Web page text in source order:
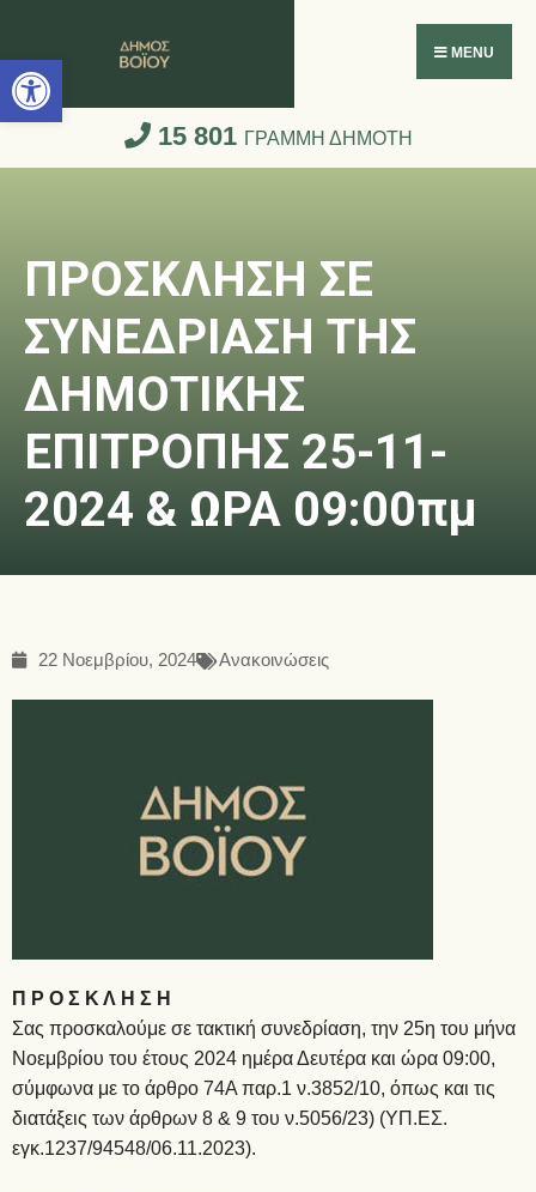
Ανοίξτε τη γραμμή εργαλείων
MENU
15 801 ΓΡΑΜΜΗ ΔΗΜΟΤΗ
ΠΡΟΣΚΛΗΣΗ ΣΕ
ΣΥΝΕΔΡΙΑΣΗ ΤΗΣ
ΔΗΜΟΤΙΚΗΣ
ΕΠΙΤΡΟΠΗΣ 25-11-
2024 & ΩΡΑ 09:00πμ
22 Νοεμβρίου, 2024 Ανακοινώσεις
Π Ρ Ο Σ Κ Λ Η Σ Η
Σας προσκαλούμε σε τακτική συνεδρίαση, την 25η του μήνα
Νοεμβρίου του έτους 2024 ημέρα Δευτέρα και ώρα 09:00,
σύμφωνα με το άρθρο 74Α παρ.1 ν.3852/10, όπως και τις
διατάξεις των άρθρων 8 & 9 του ν.5056/23) (ΥΠ.ΕΣ.
εγκ.1237/94548/06.11.2023).